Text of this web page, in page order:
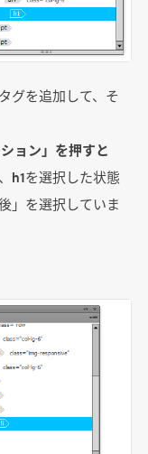
グを追加して、そ
ション」を押すと
h1を選択した状態
」を選択していま